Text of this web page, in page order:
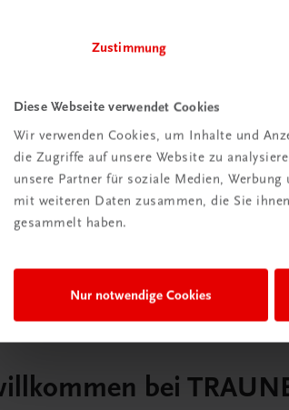
Zustimmung
Diese Webseite verwendet Cookies
Wir verwenden Cookies, um Inhalte und
die Zugriffe auf unsere Website zu
unsere Partner für soziale Medien,
mit weiteren Daten zusammen, die Sie
gesammelt haben.
Nur notwendige Cookies
bei